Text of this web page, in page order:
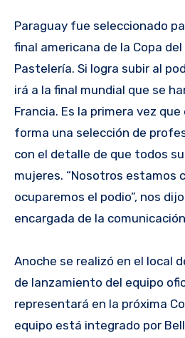
Paraguay fue seleccionado para participar en la
final americana de la Copa del
Pastelería. Si logra subir al
irá a la final mundial que se
Francia. Es la primera vez
forma una selección de
con el detalle de que todos
mujeres. “Nosotros estamos
ocuparemos el podio”, nos
encargada de la
Anoche se realizó en el local
de lanzamiento del equipo
representará en la próxima
equipo está integrado por